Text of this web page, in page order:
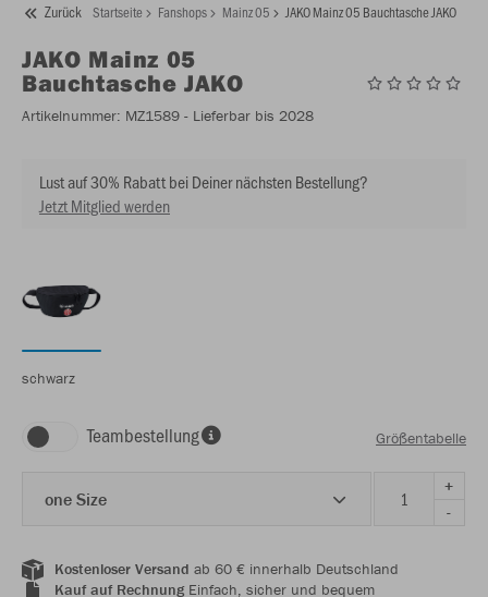
Zurück Startseite Fanshops Mainz 05 JAKO Mainz 05 Bauchtasche JAKO
JAKO Mainz 05
Bauchtasche JAKO
Artikelnummer: MZ1589 - Lieferbar bis 2028
Lust auf 30% Rabatt bei Deiner nächsten Bestellung?
Jetzt Mitglied werden
schwarz
Teambestellung Größentabelle
one Size
+
-
Kostenloser Versand ab 60 € innerhalb Deutschland
Kauf auf RechnungEinfach, sicher und bequem